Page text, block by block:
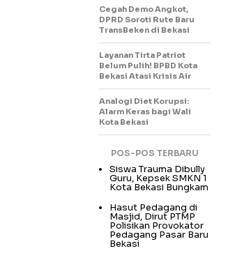
Cegah Demo Angkot,
DPRD Soroti Rute Baru
TransBeken di Bekasi
Layanan Tirta Patriot
Belum Pulih! BPBD Kota
Bekasi Atasi Krisis Air
Analogi Diet Korupsi:
Alarm Keras bagi Wali
Kota Bekasi
POS-POS TERBARU
Siswa Trauma Dibully
Guru, Kepsek SMKN 1
Kota Bekasi Bungkam
Hasut Pedagang di
Masjid, Dirut PTMP
Polisikan Provokator
Pedagang Pasar Baru
Bekasi